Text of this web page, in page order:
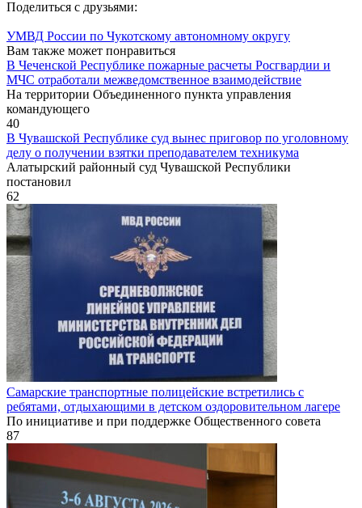
Поделиться с друзьями:
УМВД России по Чукотскому автономному округу
Вам также может понравиться
В Чеченской Республике пожарные расчеты Росгвардии и
МЧС отработали межведомственное взаимодействие
На территории Объединенного пункта управления
командующего
40
В Чувашской Республике суд вынес приговор по уголовному
делу о получении взятки преподавателем техникума
Алатырский районный суд Чувашской Республики
постановил
62
Самарские транспортные полицейские встретились с
ребятами, отдыхающими в детском оздоровительном лагере
По инициативе и при поддержке Общественного совета
87